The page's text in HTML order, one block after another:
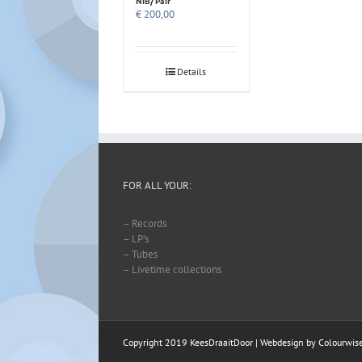
€ 200,00
Details
FOR ALL YOUR:
– Records
– LP’s
– Tubes
– Livetime collections
Copyright 2019 KeesDraaitDoor | Webdesign by